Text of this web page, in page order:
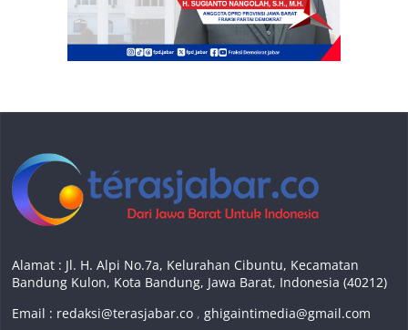
Alamat : Jl. H. Alpi No.7a, Kelurahan Cibuntu, Kecamatan
Bandung Kulon, Kota Bandung, Jawa Barat, Indonesia (40212)
Email : redaksi@terasjabar.co ,ghigaintimedia@gmail.com